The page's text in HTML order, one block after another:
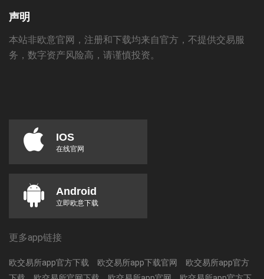
声明
本站非欧意官网，注册和下载均来自官方，不提供交易服
务，数字资产风险高，请谨慎投资。
IOS
在线官网
Android
立即欧意下载
更多app链接
欧交易所app官方下载 欧交易所app下载官网
欧交易所app官方